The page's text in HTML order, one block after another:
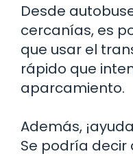
Desde
cercanías, es
que usar el
rápido que
aparcamiento.
Además,
Se podría decir